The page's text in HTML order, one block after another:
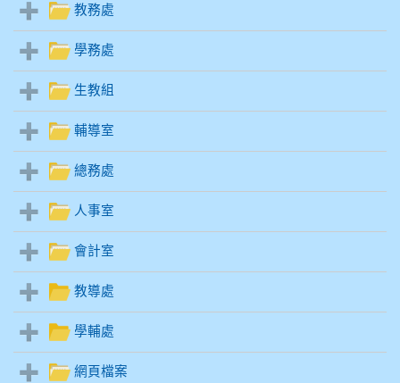
908彭主豪
909林柏翰
909林玉楓
909林朝智
910謝尚橙
910呂芃澔
910溫婕伶
911王祉傑
911張 婷
教務處
學務處
生教組
輔導室
總務處
人事室
會計室
教導處
學輔處
網頁檔案